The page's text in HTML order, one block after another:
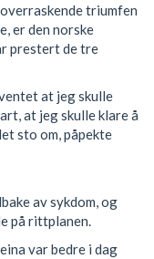
triumfen
er den norske
prestert de tre
at jeg skulle
at jeg skulle klare å
sto om, påpekte
av sykdom, og
på rittplanen.
var bedre i dag